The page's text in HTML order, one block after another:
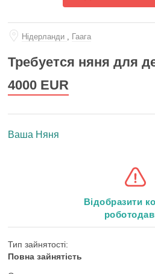
Нiдерланди , Гаага
Требуется няня для
4000 EUR
Ваша Няня
Відобразити
Тип зайнятості:
Повна зайнятість